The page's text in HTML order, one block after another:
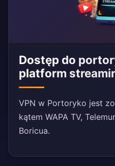
Dostęp do
platform
VPN w Portoryko jest
kątem WAPA TV,
Boricua.